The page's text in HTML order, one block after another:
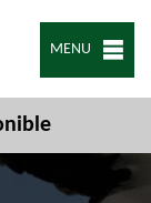
MENU